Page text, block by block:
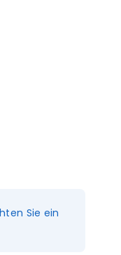
Sie ein